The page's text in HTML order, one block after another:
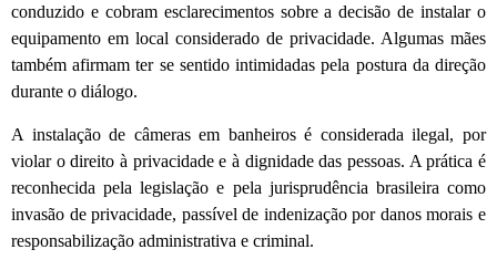
conduzido e cobram esclarecimentos sobre a decisão de instalar o
equipamento em local considerado de privacidade. Algumas mães
também afirmam ter se sentido intimidadas pela postura da direção
durante o diálogo.
A instalação de câmeras em banheiros é considerada ilegal, por
violar o direito à privacidade e à dignidade das pessoas. A prática é
reconhecida pela legislação e pela jurisprudência brasileira como
invasão de privacidade, passível de indenização por danos morais e
responsabilização administrativa e criminal.